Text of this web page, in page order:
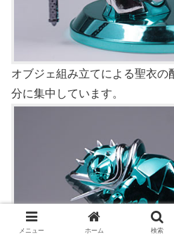
オブジェ組み立てによる聖衣の
分に集中しています。
メニュー ホーム 検索